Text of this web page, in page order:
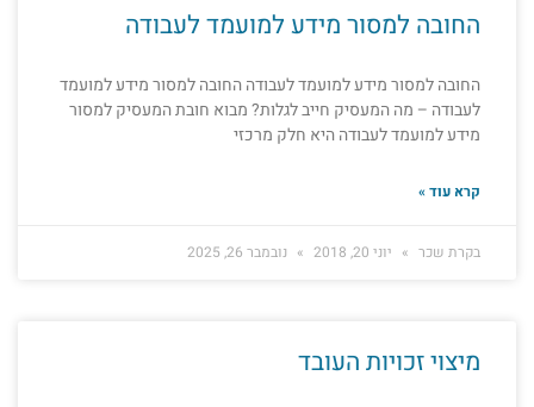
החובה למסור מידע למועמד לעבודה
החובה למסור מידע למועמד לעבודה החובה למסור מידע למועמד
לעבודה – מה המעסיק חייב לגלות? מבוא חובת המעסיק למסור
מידע למועמד לעבודה היא חלק מרכזי
קרא עוד »
בקרת שכר יוני 20, 2018 נובמבר 26, 2025
מיצוי זכויות העובד